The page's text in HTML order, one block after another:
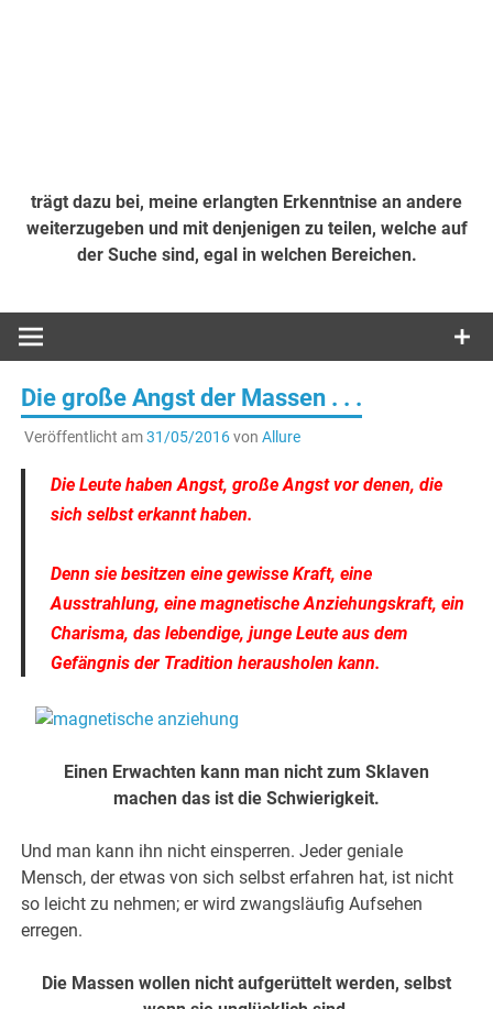
trägt dazu bei, meine erlangten Erkenntnise an andere
weiterzugeben und mit denjenigen zu teilen, welche auf
der Suche sind, egal in welchen Bereichen.
Die große Angst der Massen . . .
Veröffentlicht am31/05/2016von Allure
Die Leute haben Angst, große Angst vor denen, die
sich selbst erkannt haben.
Denn sie besitzen eine gewisse Kraft, eine
Ausstrahlung, eine magnetische Anziehungskraft, ein
Charisma, das lebendige, junge Leute aus dem
Gefängnis der Tradition herausholen kann.
Einen Erwachten kann man nicht zum Sklaven
machen das ist die Schwierigkeit.
Und man kann ihn nicht einsperren. Jeder geniale
Mensch, der etwas von sich selbst erfahren hat, ist nicht
so leicht zu nehmen; er wird zwangsläufig Aufsehen
erregen.
Die Massen wollen nicht aufgerüttelt werden, selbst